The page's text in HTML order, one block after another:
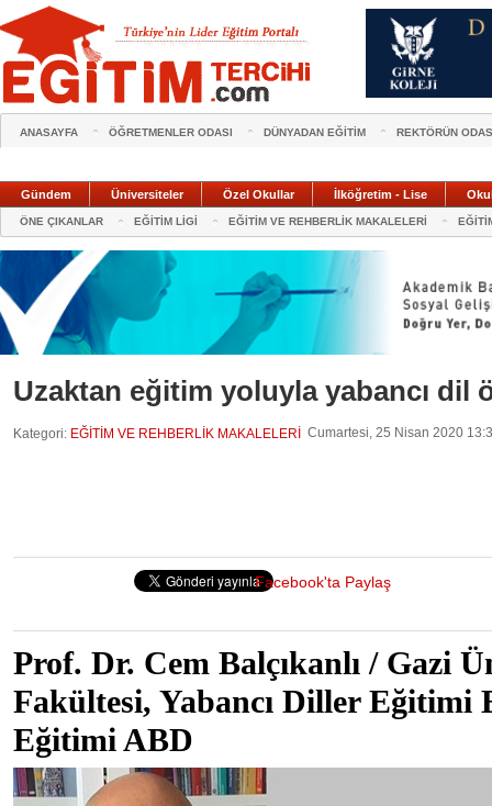
ANASAYFA ÖĞRETMENLER ODASI DÜNYADAN EĞİTİM REKTÖRÜN
Gündem Üniversiteler Özel Okullar İlköğretim - Lise
ÖNE ÇIKANLAR EĞİTİM LİGİ EĞİTİM VE REHBERLİK MAKALELERİ
Uzaktan eğitim yoluyla yabancı dil
Kategori: EĞİTİM VE REHBERLİK MAKALELERİ Cumartesi, 25 Nisan 2020
Facebook'ta Paylaş
Prof. Dr. Cem Balçıkanlı / Gazi
Fakültesi, Yabancı Diller
Eğitimi ABD